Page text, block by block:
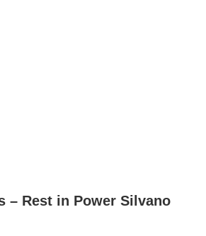
– Rest in Power Silvano